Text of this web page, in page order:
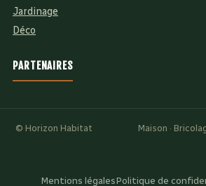
Jardinage
Déco
PARTENAIRES
© Horizon Habitat Maison ·
Mentions légalesPolitique de